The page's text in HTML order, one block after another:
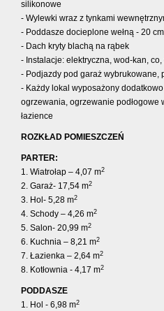
silikonowe
- Wylewki wraz z tynkami
- Poddasze docieplone wełną - 20 cm
- Dach kryty blachą na rąbek
- Instalacje: elektryczna, wod-kan,
- Podjazdy pod garaż wybrukowane,
- Każdy lokal wyposażony
ogrzewania, ogrzewanie podłogowe
łazience
ROZKŁAD POMIESZCZEŃ
PARTER:
1. Wiatrołap – 4,07 m2
2. Garaż- 17,54 m2
3. Hol- 5,28 m2
4. Schody – 4,26 m2
5. Salon- 20,99 m2
6. Kuchnia – 8,21 m2
7. Łazienka – 2,64 m2
8. Kotłownia - 4,17 m2
PODDASZE
1. Hol - 6,98 m2